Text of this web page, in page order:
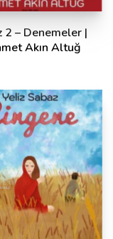
2 – Denemeler |
Akın Altuğ